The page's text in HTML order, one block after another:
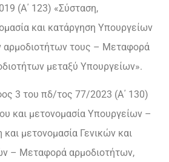
(Α΄ 123) «Σύσταση,
και κατάργηση Υπουργείων
αρμοδιοτήτων τους – Μεταφορά
μεταξύ Υπουργείων».
3 του πδ/τος 77/2023 (Α΄ 130)
και μετονομασία Υπουργείων –
μετονομασία Γενικών και
– Μεταφορά αρμοδιοτήτων,